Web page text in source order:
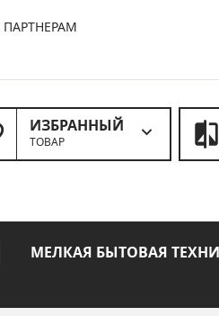
ПАРТНЕРАМ
ИЗБРАННЫЙ
ТОВАР
МЕЛКАЯ БЫТОВАЯ